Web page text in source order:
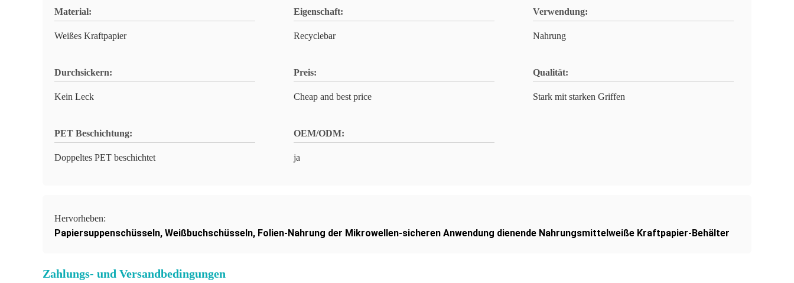
Material:
Weißes Kraftpapier
Eigenschaft:
Recyclebar
Verwendung:
Nahrung
Durchsickern:
Kein Leck
Preis:
Cheap and best price
Qualität:
Stark mit starken Griffen
PET Beschichtung:
Doppeltes PET beschichtet
OEM/ODM:
ja
Hervorheben:
Papiersuppenschüsseln, Weißbuchschüsseln, Folien-Nahrung der Mikrowellen-sicheren Anwendung dienende Nahrungsmittelweiße Kraftpapier-Behälter
Zahlungs- und Versandbedingungen